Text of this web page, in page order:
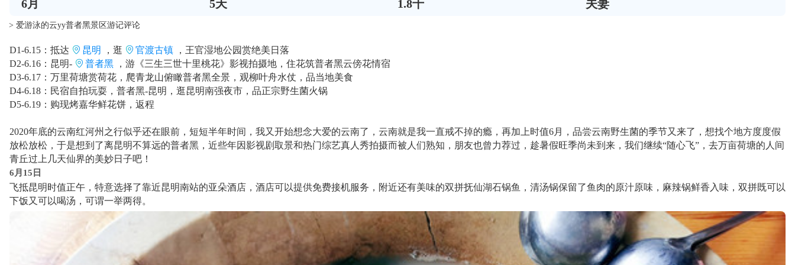
6月 5天 1.8千 夫妻
> 爱游泳的云yy普者黑景区游记评论
D1-6.15：抵达 昆明 ，逛 官渡古镇
，王官湿地公园赏绝美日落
D2-6.16：昆明-
普者黑
，游《三生三世十里桃花》影视拍摄地，住花筑普者黑云傍花情宿
D3-6.17：万里荷塘赏荷花，爬青龙山俯瞰普者黑全景，观柳叶舟水仗，品当地美食
D4-6.18：民宿自拍玩耍，普者黑-昆明，逛昆明南强夜市，品正宗野生菌火锅
D5-6.19：购现烤嘉华鲜花饼，返程
2020年底的云南红河州之行似乎还在眼前，短短半年时间，我又开始想念大爱的云南了，云南就是我一直戒不掉的瘾，再加上时值6月，品尝云南野生菌的季节又来了，想找个地方度度假
放松放松，于是想到了离昆明不算远的普者黑，近些年因影视剧取景和热门综艺真人秀拍摄而被人们熟知，朋友也曾力荐过，趁暑假旺季尚未到来，我们继续“随心飞”，去万亩荷塘的人间
青丘过上几天仙界的美妙日子吧！
6月15日
飞抵昆明时值正午，特意选择了靠近昆明南站的亚朵酒店，酒店可以提供免费接机服务，附近还有美味的双拼抚仙湖石锅鱼，清汤锅保留了鱼肉的原汁原味，麻辣锅鲜香入味，双拼既可以
下饭又可以喝汤，可谓一举两得。